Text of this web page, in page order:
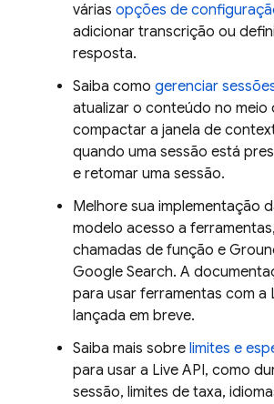
várias opções de
adicionar transcrição ou
resposta.
Saiba como gerenciar
atualizar o conteúdo no meio
compactar a janela de
quando uma sessão está
e retomar uma sessão.
Melhore sua implementação
modelo acesso a
chamadas de função e
Google Search. A
para usar ferramentas com a
lançada em breve.
Saiba mais sobre limites e
para usar a Live API, como
sessão, limites de taxa,